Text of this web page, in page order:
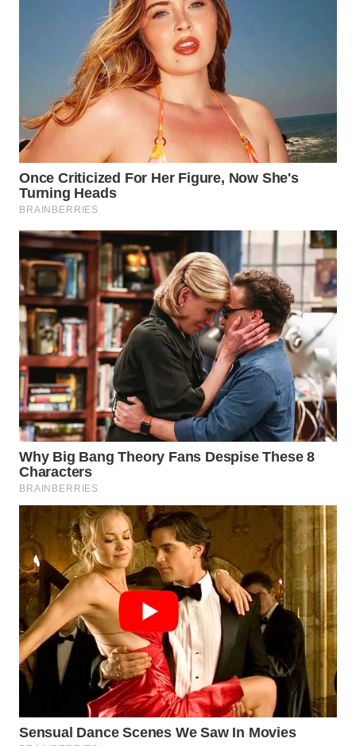
SUMEDANG
CIANJUR
SERIBU
WN
TANGERANG
WN
BINJAI
WN
CIREBON
WN
INDRAMAYU
WN
KUNINGAN
WN
MAJALENGKA
WN
SUBANG
WN
SUKABUMI
PURWAKARTA